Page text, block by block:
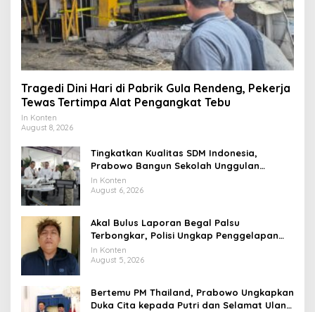
Tragedi Dini Hari di Pabrik Gula Rendeng, Pekerja
Tewas Tertimpa Alat Pengangkat Tebu
In Konten
August 8, 2026
Tingkatkan Kualitas SDM Indonesia,
Prabowo Bangun Sekolah Unggulan
hingga Undang Universitas Terbaik Dunia
In Konten
August 6, 2026
Akal Bulus Laporan Begal Palsu
Terbongkar, Polisi Ungkap Penggelapan
Uang Perusahaan untuk Crypto
In Konten
August 5, 2026
Bertemu PM Thailand, Prabowo Ungkapkan
Duka Cita kepada Putri dan Selamat Ulang